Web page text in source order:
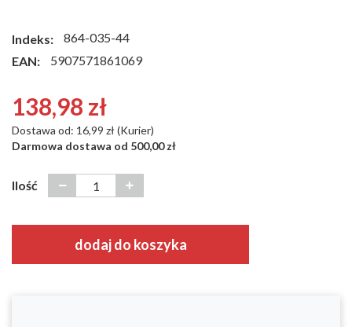
Indeks:
864-035-44
EAN:
5907571861069
138,98 zł
Dostawa od: 16,99 zł (Kurier)
Darmowa dostawa od 500,00 zł
Ilość
dodaj do koszyka